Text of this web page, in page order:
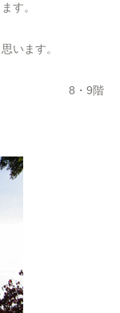
す。
います。